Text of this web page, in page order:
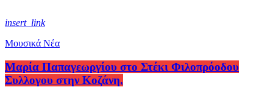
insert_link
Μουσικά Νέα
Μαρία Παπαγεωργίου στο Στέκι Φιλοπρόοδου
Συλλογου στην Κοζάνη.